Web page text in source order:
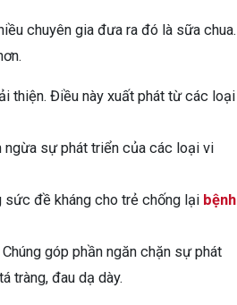
chuyên gia đưa ra đó là sữa chua.
thiện. Điều này xuất phát từ các loại
sự phát triển của các loại vi
sức đề kháng cho trẻ chống lại bệnh
góp phần ngăn chặn sự phát
tá tràng, đau dạ dày.